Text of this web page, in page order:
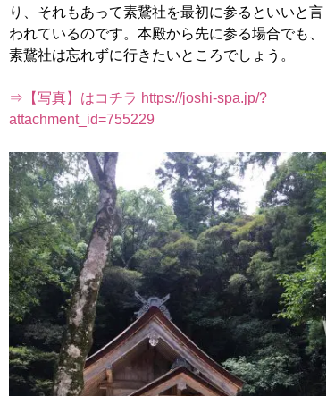
り、それもあって素鵞社を最初に参るといいと言
われているのです。本殿から先に参る場合でも、
素鵞社は忘れずに行きたいところでしょう。
⇒【写真】はコチラ https://joshi-spa.jp/?
attachment_id=755229